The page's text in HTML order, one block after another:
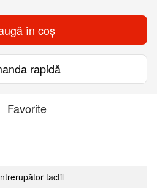
în coș
rapidă
Favorite
tactil